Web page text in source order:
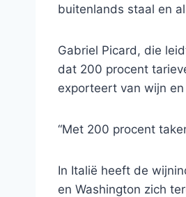
buitenlands staal en
Gabriel Picard, die
dat 200 procent
exporteert van wijn
“Met 200 procent
In Italië heeft de
en Washington zich